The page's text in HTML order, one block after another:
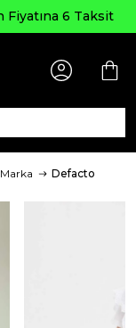
Marka Defacto